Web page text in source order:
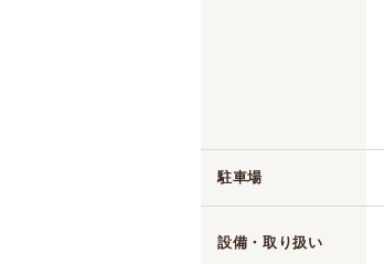
駐車場
設備・取り扱い